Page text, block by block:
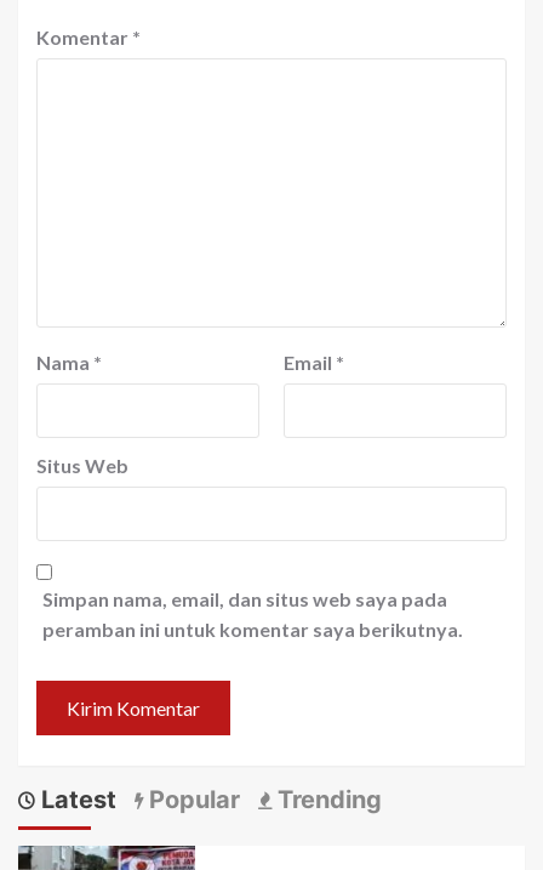
Komentar *
Nama * Email *
Situs Web
Simpan nama, email, dan situs web saya pada
peramban ini untuk komentar saya berikutnya.
Latest Popular Trending